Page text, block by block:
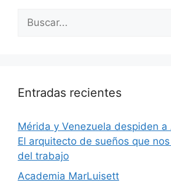
Entradas recientes
​Mérida y Venezuela despiden a
El arquitecto de sueños que
del trabajo
Academia MarLuisett